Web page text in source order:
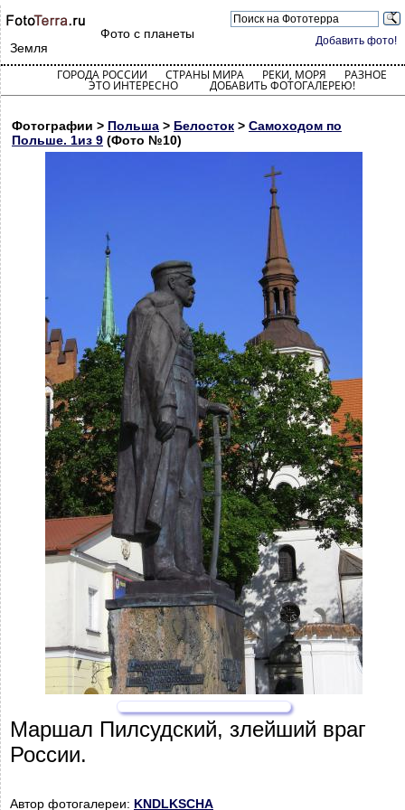
Добавить фото!
Фото с планеты
Земля
ГОРОДА РОССИИ СТРАНЫ МИРА РЕКИ, МОРЯ РАЗНОЕ
ЭТО ИНТЕРЕСНО ДОБАВИТЬ ФОТОГАЛЕРЕЮ!
Фотографии > Польша > Белосток > Самоходом по
Польше. 1из 9 (Фото №10)
Маршал Пилсудский, злейший враг
России.
Автор фотогалереи: KNDLKSCHA